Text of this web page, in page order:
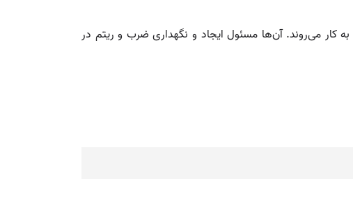
کار می‌روند. آن‌ها مسئول ایجاد و نگهداری ضرب و ریتم در